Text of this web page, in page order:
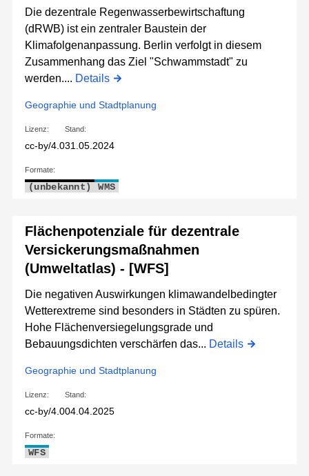
Die dezentrale Regenwasserbewirtschaftung
(dRWB) ist ein zentraler Baustein der
Klimafolgenanpassung. Berlin verfolgt in diesem
Zusammenhang das Ziel "Schwammstadt" zu
werden.... Details
Geographie und Stadtplanung
Lizenz:
cc-by/4.0
Stand:
31.05.2024
Formate:
(unbekannt) WMS
Flächenpotenziale für dezentrale
Versickerungsmaßnahmen
(Umweltatlas) - [WFS]
Die negativen Auswirkungen klimawandelbedingter
Wetterextreme sind besonders in Städten zu spüren.
Hohe Flächenversiegelungsgrade und
Bebauungsdichten verschärfen das... Details
Geographie und Stadtplanung
Lizenz:
cc-by/4.0
Stand:
04.04.2025
Formate:
WFS